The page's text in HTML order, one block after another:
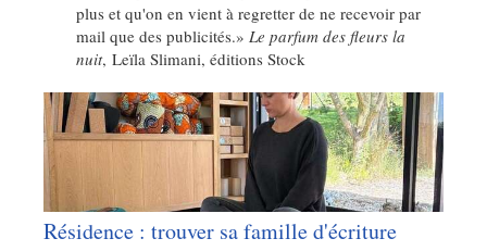
plus et qu'on en vient à regretter de ne recevoir par
mail que des publicités.» Le parfum des fleurs la
nuit, Leïla Slimani, éditions Stock
Résidence : trouver sa famille d'écriture